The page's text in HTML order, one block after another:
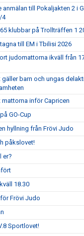
till Pokaljakten 2 i
4
klubbar på Trollträffen 1
till EM i Tbilisi 2026
judomattorna ikväll från
barn och ungas
inför Capricen
GO-Cup
hyllning från Frövi Judo
påkslovet!
er?
18.30
Frövi Judo
Sportlovet!